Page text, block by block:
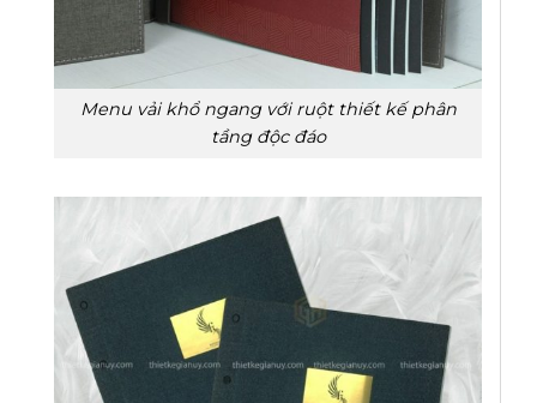
Menu vải khổ ngang với ruột thiết kế phân
tầng độc đáo